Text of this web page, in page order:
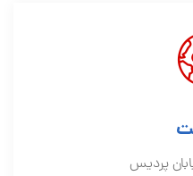
پردیس